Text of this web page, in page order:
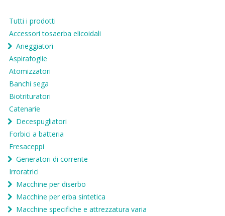
Tutti i prodotti
Accessori tosaerba elicoidali
Arieggiatori
Aspirafoglie
Atomizzatori
Banchi sega
Biotrituratori
Catenarie
Decespugliatori
Forbici a batteria
Fresaceppi
Generatori di corrente
Irroratrici
Macchine per diserbo
Macchine per erba sintetica
Macchine specifiche e attrezzatura varia